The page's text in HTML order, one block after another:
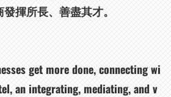
揮所長、善盡其才。
get more done, connecting wi
an integrating, mediating, and v